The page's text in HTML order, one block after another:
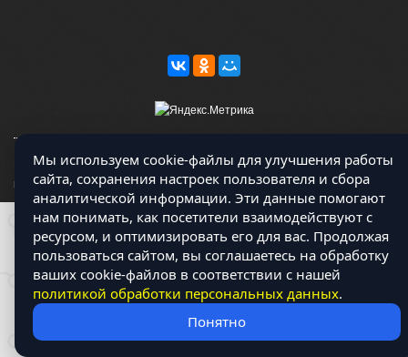
Магазин работает на OCLite Комплект-А - радиодетали и электронные
компоненты © 2026
Мы используем cookie-файлы для улучшения работы
сайта, сохранения настроек пользователя и сбора
аналитической информации. Эти данные помогают
нам понимать, как посетители взаимодействуют с
ресурсом, и оптимизировать его для вас. Продолжая
пользоваться сайтом, вы соглашаетесь на обработку
ваших cookie-файлов в соответствии с нашей
политикой обработки персональных данных.
Понятно